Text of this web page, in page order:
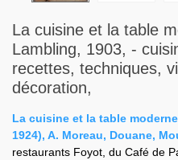
La cuisine et la table
Lambling, 1903, -
recettes, techniques,
décoration,
La cuisine et la table
1924), A. Moreau, Douane,
restaurants Foyot, du Café de